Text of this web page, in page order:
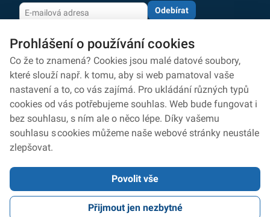
Odebírat
dle zásadochrany osobních údajů
Zpracování osobních údajů
Ochrana osobních údajů
Ochrana oznamovatelů
Prohlášení o přístupnosti
Nastavení cookies
2026 © Digitální a informační agentura • Informace jsou poskytovány v
souladu se zákonem č. 106/1999 Sb., o svobodném přístupu k
Prohlášení o používání cookies
Co že to znamená? Cookies jsou malé datové soubory,
které slouží např. k tomu, aby si web pamatoval vaše
nastavení a to, co vás zajímá. Pro ukládání různých typů
cookies od vás potřebujeme souhlas. Web bude fungovat i
bez souhlasu, s ním ale o něco lépe. Díky vašemu
souhlasu s cookies můžeme naše webové stránky neustále
zlepšovat.
Povolit vše
Přijmout jen nezbytné